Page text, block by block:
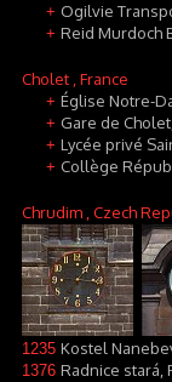
+ Ogilvie
+ Reid Murdoch
Cholet , France
+ Église Notre-
+ Gare de
+ Lycée privé
+ Collège
Chrudim , Czech
1235 Kostel
1376 Radnice stará,